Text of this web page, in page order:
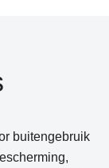
buitengebruik